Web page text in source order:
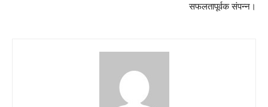
सफलतापूर्वक संपन्न।